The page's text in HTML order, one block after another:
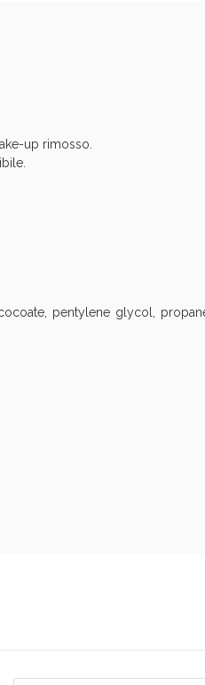
up rimosso.
pentylene glycol,
fino al 45% oggi!